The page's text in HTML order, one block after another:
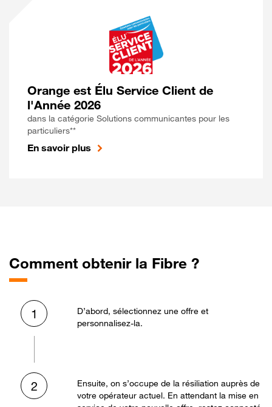
Orange est Élu Service Client de
l'Année 2026
dans la catégorie Solutions communicantes pour les
particuliers**
En savoir plus
Comment obtenir la Fibre ?
1
D’abord, sélectionnez une offre et
personnalisez-la.
2
Ensuite, on s’occupe de la résiliation auprès de
votre opérateur actuel. En attendant la mise en